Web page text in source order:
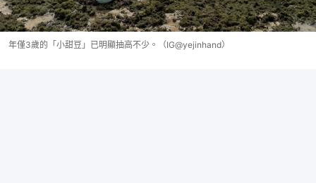
年僅3歲的「小甜豆」已明顯抽高不少。（IG@yejinhand）